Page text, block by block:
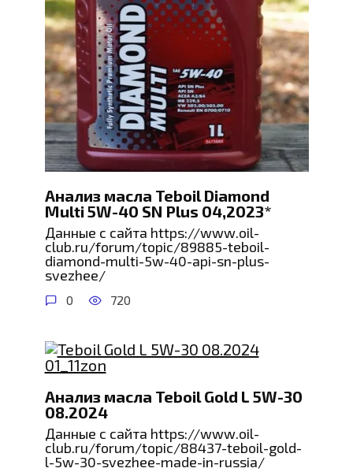
Анализ масла Teboil Diamond
Multi 5W-40 SN Plus 04,2023*
Данные с сайта https://www.oil-
club.ru/forum/topic/89885-teboil-
diamond-multi-5w-40-api-sn-plus-
svezhee/
0 720
Анализ масла Teboil Gold L 5W-30
08.2024
Данные с сайта https://www.oil-
club.ru/forum/topic/88437-teboil-gold-
l-5w-30-svezhee-made-in-russia/